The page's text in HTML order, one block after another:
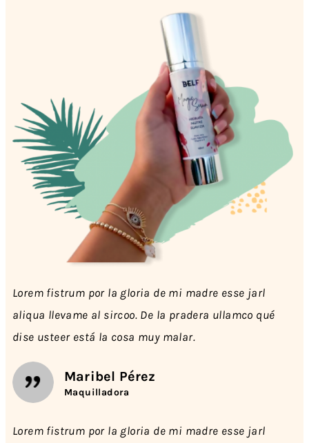
Lorem fistrum por la gloria de mi madre esse jarl
aliqua llevame al sircoo. De la pradera ullamco qué
dise usteer está la cosa muy malar.
Maribel Pérez
Maquilladora
Lorem fistrum por la gloria de mi madre esse jarl